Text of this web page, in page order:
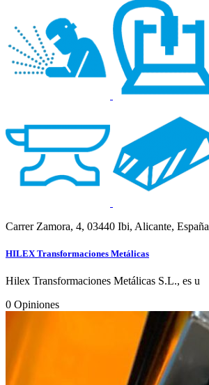
Carrer Zamora, 4, 03440 Ibi, Alicante, España
HILEX Transformaciones Metálicas
Hilex Transformaciones Metálicas S.L., es u
0 Opiniones